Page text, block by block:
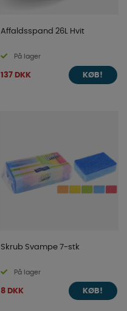
Affaldsspand 26L Hvit
På lager
137 DKK KØB!
Skrub Svampe 7-stk
På lager
8 DKK KØB!